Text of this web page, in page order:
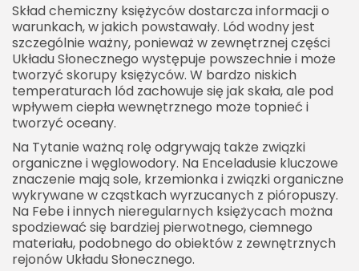
Skład chemiczny księżyców dostarcza informacji o
warunkach, w jakich powstawały. Lód wodny jest
szczególnie ważny, ponieważ w zewnętrznej części
Układu Słonecznego występuje powszechnie i może
tworzyć skorupy księżyców. W bardzo niskich
temperaturach lód zachowuje się jak skała, ale pod
wpływem ciepła wewnętrznego może topnieć i
tworzyć oceany.
Na Tytanie ważną rolę odgrywają także związki
organiczne i węglowodory. Na Enceladusie kluczowe
znaczenie mają sole, krzemionka i związki organiczne
wykrywane w cząstkach wyrzucanych z pióropuszy.
Na Febe i innych nieregularnych księżycach można
spodziewać się bardziej pierwotnego, ciemnego
materiału, podobnego do obiektów z zewnętrznych
rejonów Układu Słonecznego.